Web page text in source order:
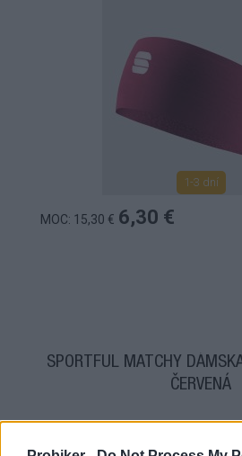
1-3 dní
MOC: 15,30 € 6,30 €
SPORTFUL MATCHY
ČERVENÁ